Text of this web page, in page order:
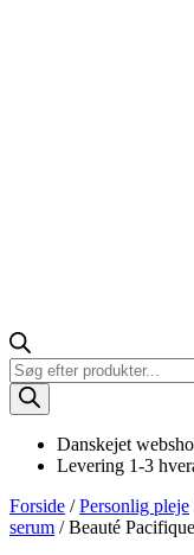
Products
search
Danskejet
Levering 1-3
Forside /Personlig pleje
serum / Beauté